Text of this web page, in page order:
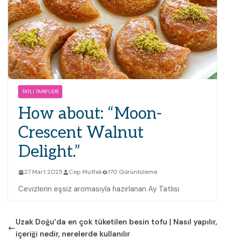
TATLI TARIFLERI
How about: “Moon-
Crescent Walnut
Delight.”
27 Mart 2025 Cep Mutfak 170 Görüntüleme
Cevizlerin eşsiz aromasıyla hazırlanan Ay Tatlısı
Uzak Doğu’da en çok tüketilen besin tofu | Nasıl yapılır,
içeriği nedir, nerelerde kullanılır